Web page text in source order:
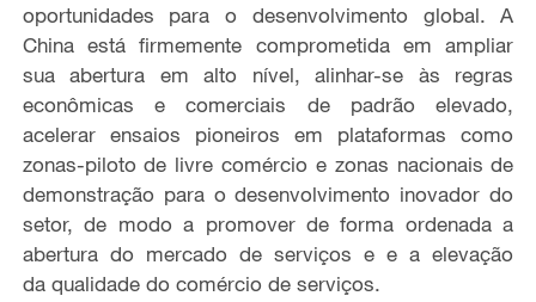
oportunidades para o desenvolvimento global. A
China está firmemente comprometidaem ampliar
sua abertura em alto nível, alinhar-se às regras
econômicas e comerciais de padrão elevado,
acelerar ensaios pioneiros em plataformas como
zonas-piloto de livre comércio e zonas nacionais de
demonstração para o desenvolvimento inovador do
setor, de modo a promoverde forma ordenadaa
abertura do mercado de serviços ee a elevação
da qualidade do comércio de serviços.